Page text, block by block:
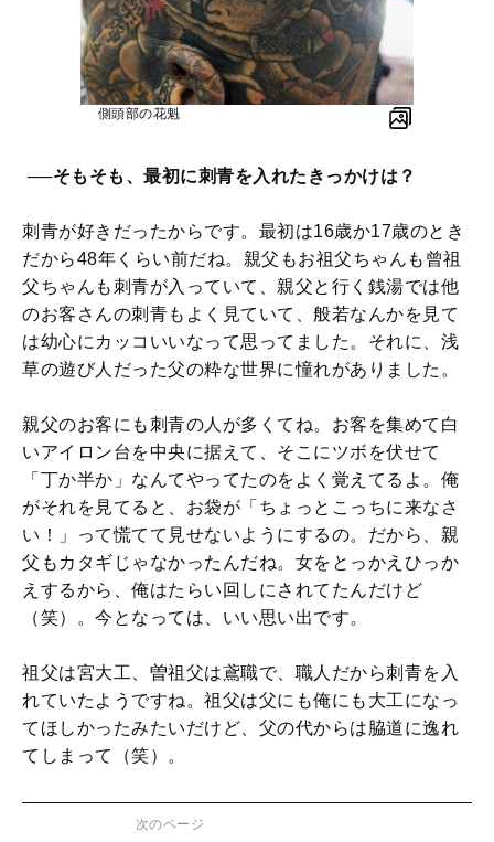
側頭部の花魁
──そもそも、最初に刺青を入れたきっかけは？
刺青が好きだったからです。最初は16歳か17歳のとき
だから48年くらい前だね。親父もお祖父ちゃんも曾祖
父ちゃんも刺青が入っていて、親父と行く銭湯では他
のお客さんの刺青もよく見ていて、般若なんかを見て
は幼心にカッコいいなって思ってました。それに、浅
草の遊び人だった父の粋な世界に憧れがありました。
親父のお客にも刺青の人が多くてね。お客を集めて白
いアイロン台を中央に据えて、そこにツボを伏せて
「丁か半か」なんてやってたのをよく覚えてるよ。俺
がそれを見てると、お袋が「ちょっとこっちに来なさ
い！」って慌てて見せないようにするの。だから、親
父もカタギじゃなかったんだね。女をとっかえひっか
えするから、俺はたらい回しにされてたんだけど
（笑）。今となっては、いい思い出です。
祖父は宮大工、曽祖父は鳶職で、職人だから刺青を入
れていたようですね。祖父は父にも俺にも大工になっ
てほしかったみたいだけど、父の代からは脇道に逸れ
てしまって（笑）。
次のページ